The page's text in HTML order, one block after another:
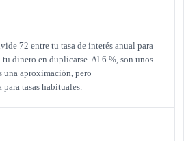
72 entre tu tasa de interés anual para
tu dinero en duplicarse. Al 6 %, son unos
una aproximación, pero
para tasas habituales.